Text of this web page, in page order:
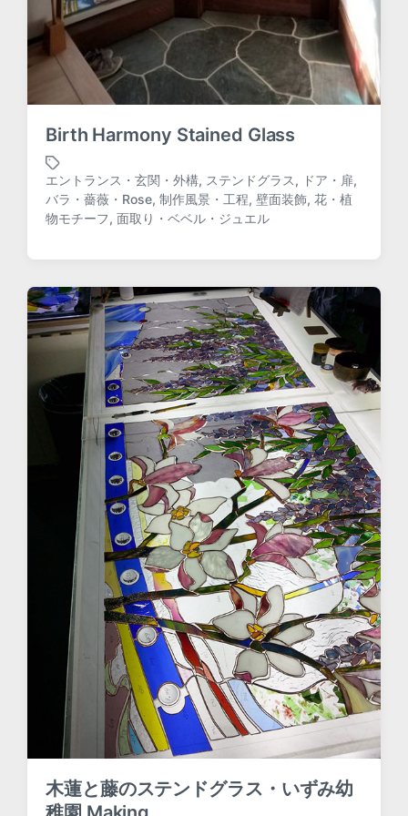
Birth Harmony Stained Glass
T
a
g
d
w
i
エントランス・玄関・外構, ステンドグラス, ドア・扉,
バラ・薔薇・Rose, 制作風景・工程, 壁面装飾, 花・植
物モチーフ, 面取り・ベベル・ジュエル
木蓮と藤のステンドグラス・いずみ幼